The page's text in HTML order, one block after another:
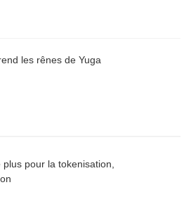
les rênes de Yuga
pour la tokenisation,